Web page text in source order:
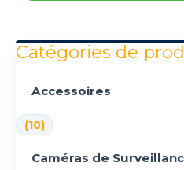
Catégories de
Accessoires
(10)
Caméras de